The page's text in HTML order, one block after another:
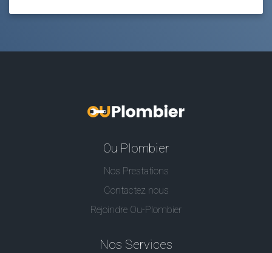
Ou Plombier
Nos Prestations
Contactez nous
Rejoindre Ou-Plombier
Nos Services